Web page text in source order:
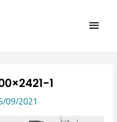
1
09/2021